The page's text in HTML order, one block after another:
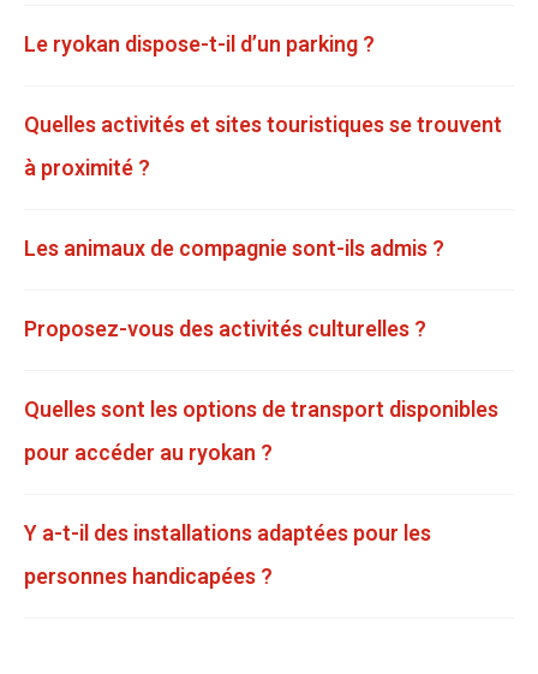
Le ryokan dispose-t-il d’un parking ?
Quelles activités et sites touristiques se trouvent
à proximité ?
Les animaux de compagnie sont-ils admis ?
Proposez-vous des activités culturelles ?
Quelles sont les options de transport disponibles
pour accéder au ryokan ?
Y a-t-il des installations adaptées pour les
personnes handicapées ?